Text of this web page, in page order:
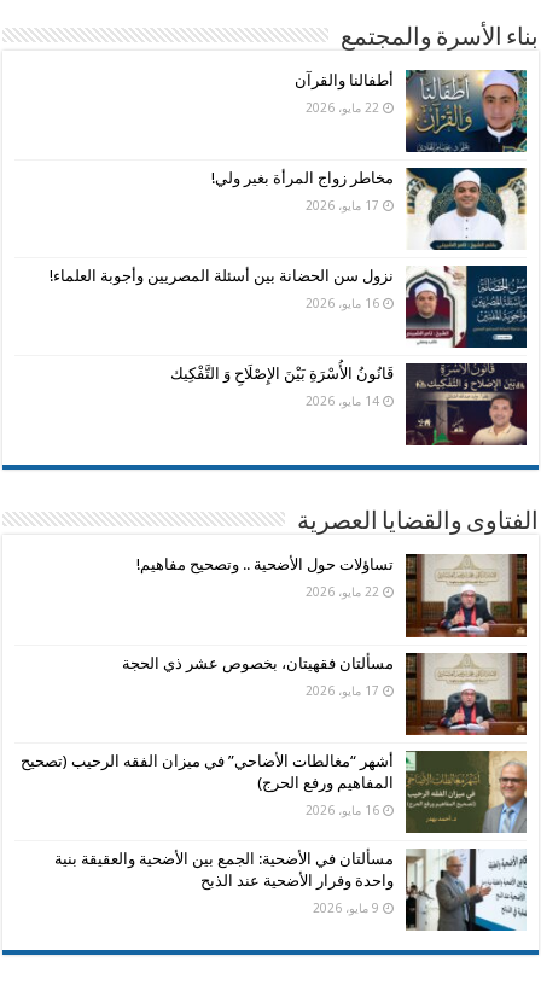
بناء الأسرة والمجتمع
أطفالنا والقرآن
22 مايو، 2026
مخاطر زواج المرأة بغير ولي!
17 مايو، 2026
نزول سن الحضانة بين أسئلة المصريين وأجوبة العلماء!
16 مايو، 2026
قَانُونُ الأُسْرَةِ بَيْنَ الإِصْلَاحِ وَ التَّفْكِيك
14 مايو، 2026
الفتاوى والقضايا العصرية
تساؤلات حول الأضحية .. وتصحيح مفاهيم!
22 مايو، 2026
مسألتان فقهيتان، بخصوص عشر ذي الحجة
17 مايو، 2026
أشهر “مغالطات الأضاحي” في ميزان الفقه الرحيب (تصحيح
المفاهيم ورفع الحرج)
16 مايو، 2026
مسألتان في الأضحية: الجمع بين الأضحية والعقيقة بنية
واحدة وفرار الأضحية عند الذبح
9 مايو، 2026